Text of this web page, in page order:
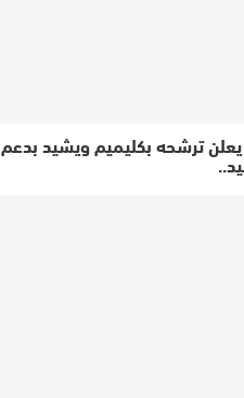
ترشحه بكليميم ويشيد بدعم